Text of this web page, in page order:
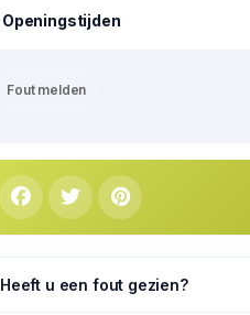
Openingstijden
Fout melden
Heeft u een fout gezien?